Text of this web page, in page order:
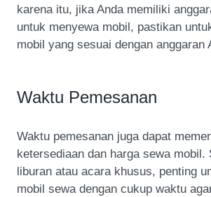
karena itu, jika Anda memiliki
untuk menyewa mobil, pastikan
mobil yang sesuai dengan anggaran
Waktu Pemesanan
Waktu pemesanan juga dapat
ketersediaan dan harga sewa mobil.
liburan atau acara khusus, penting
mobil sewa dengan cukup waktu